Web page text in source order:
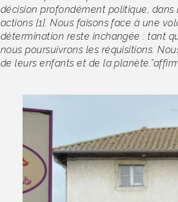
décision profondément politique, dans
actions [1]. Nous faisons face à une
détermination reste inchangée : tant
nous poursuivrons les réquisitions.
de leurs enfants et de la planète